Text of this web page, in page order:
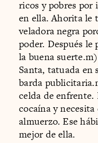
ricos y pobres por
en ella. Ahorita le
veladora negra
poder. Después
la buena
Santa, tatuada en
barda
celda de enfrente.
cocaína y
almuerzo. Ese
mejor de ella.